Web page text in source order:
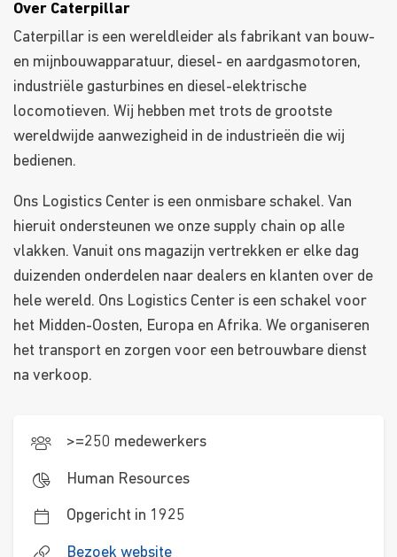
Over Caterpillar
Caterpillar is een wereldleider als fabrikant van bouw-
en mijnbouwapparatuur, diesel- en aardgasmotoren,
industriële gasturbines en diesel-elektrische
locomotieven. Wij hebben met trots de grootste
wereldwijde aanwezigheid in de industrieën die wij
bedienen.
Ons Logistics Center is een onmisbare schakel. Van
hieruit ondersteunen we onze supply chain op alle
vlakken. Vanuit ons magazijn vertrekken er elke dag
duizenden onderdelen naar dealers en klanten over de
hele wereld. Ons Logistics Center is een schakel voor
het Midden-Oosten, Europa en Afrika. We organiseren
het transport en zorgen voor een betrouwbare dienst
na verkoop.
>=250 medewerkers
Human Resources
Opgericht in 1925
Bezoek website